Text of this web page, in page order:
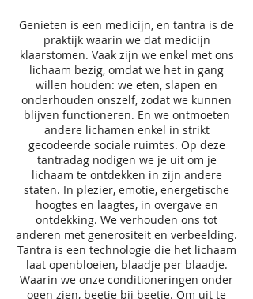
Genieten is een medicijn, en tantra is de
praktijk waarin we dat medicijn
klaarstomen. Vaak zijn we enkel met ons
lichaam bezig, omdat we het in gang
willen houden: we eten, slapen en
onderhouden onszelf, zodat we kunnen
blijven functioneren. En we ontmoeten
andere lichamen enkel in strikt
gecodeerde sociale ruimtes. Op deze
tantradag nodigen we je uit om je
lichaam te ontdekken in zijn andere
staten. In plezier, emotie, energetische
hoogtes en laagtes, in overgave en
ontdekking. We verhouden ons tot
anderen met generositeit en verbeelding.
Tantra is een technologie die het lichaam
laat openbloeien, blaadje per blaadje.
Waarin we onze conditioneringen onder
ogen zien, beetje bij beetje. Om uit te